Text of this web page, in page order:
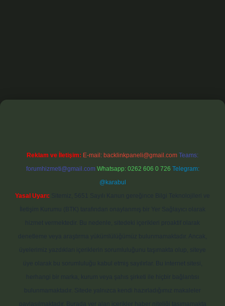
Reklam ve İletişim: E-mail: backlinkpaneli@gmail.com Teams:
forumhizmeti@gmail.com Whatsapp: 0262 606 0 726 Telegram:
@karabul
Yasal Uyarı: